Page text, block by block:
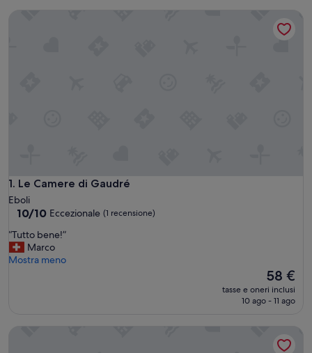
1. Le Camere di Gaudré
Le Camere di Gaudré
Eboli
10.0
10,
Eccezionale,
(1
10/10 Eccezionale (1 recensione)
“
T
u
“Tutto bene!”
Marco
Mostra meno
Il
prezzo
attuale
58 €
tasse e oneri inclusi
10 ago - 11 ago